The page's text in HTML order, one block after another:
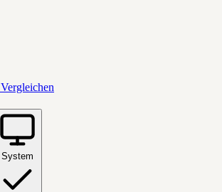
Vergleichen
System